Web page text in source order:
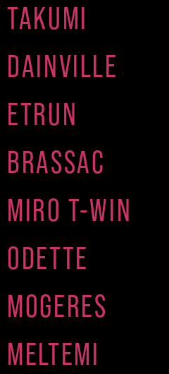
TAKUMI
DAINVILLE
ETRUN
BRASSAC
MIRO T-WIN
ODETTE
MOGERES
MELTEMI